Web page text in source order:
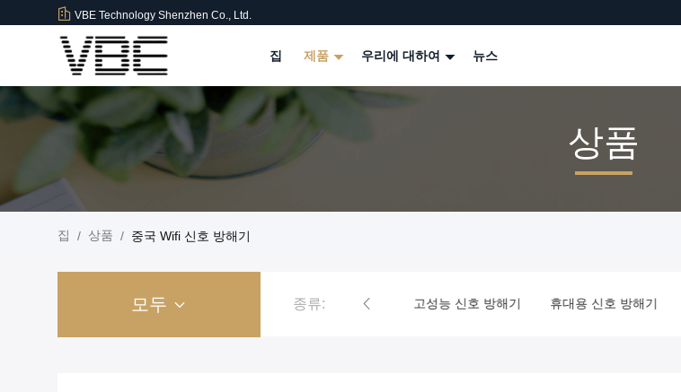
VBE Technology Shenzhen Co., Ltd.
집 제품 우리에 대하여 뉴스
상품
집 / 상품 / 중국 Wifi 신호 방해기
모두 종류:
감방 전화 방해기 고성능 신호 방해기 휴대용 신호 방해기 gps 신호 방해기